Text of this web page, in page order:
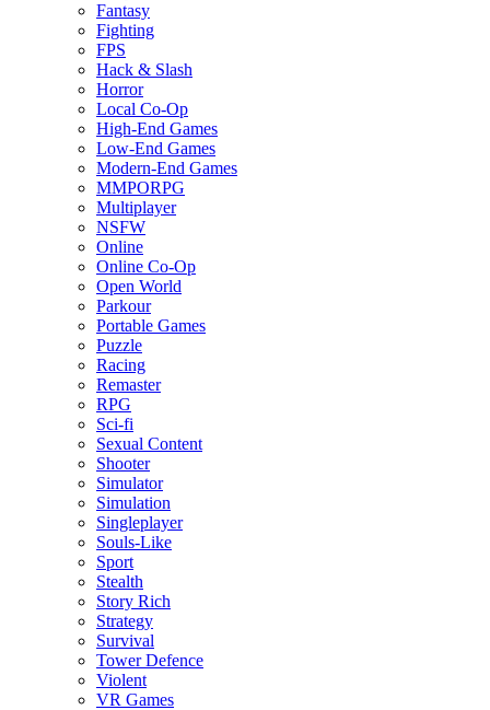
Fantasy
Fighting
FPS
Hack & Slash
Horror
Local Co-Op
High-End Games
Low-End Games
Modern-End Games
MMPORPG
Multiplayer
NSFW
Online
Online Co-Op
Open World
Parkour
Portable Games
Puzzle
Racing
Remaster
RPG
Sci-fi
Sexual Content
Shooter
Simulator
Simulation
Singleplayer
Souls-Like
Sport
Stealth
Story Rich
Strategy
Survival
Tower Defence
Violent
VR Games